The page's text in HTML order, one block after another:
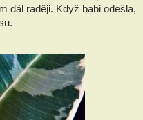
dál raději. Když babi odešla,